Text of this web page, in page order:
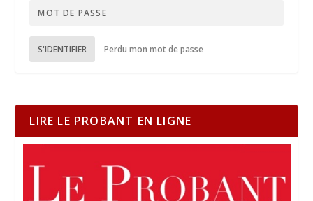
S'IDENTIFIER Perdu mon mot de passe
LIRE LE PROBANT EN LIGNE